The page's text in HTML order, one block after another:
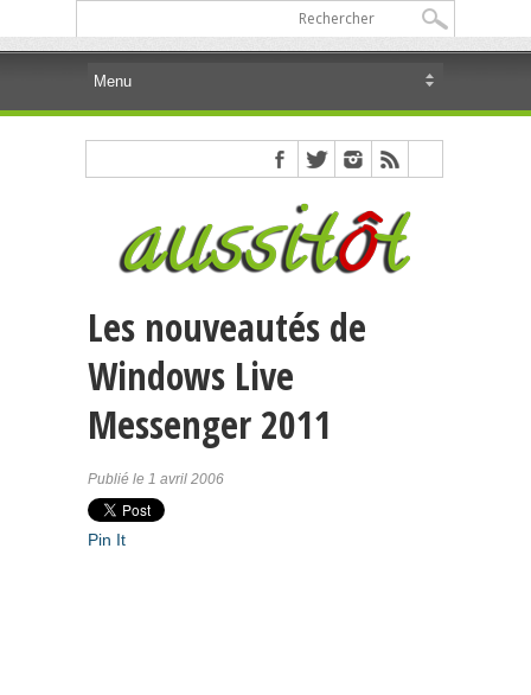
Les nouveautés de
Windows Live
Messenger 2011
Publié le 1 avril 2006
Pin It